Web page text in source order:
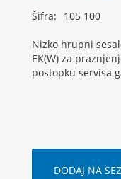
Šifra: 105 100
Nizko hrupni
EK(W) za
postopku servisa
DODAJ NA